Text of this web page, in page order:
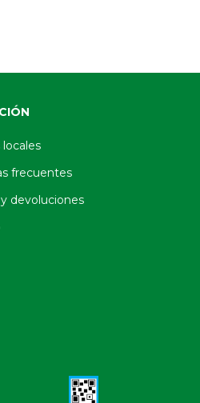
frecuentes
devoluciones